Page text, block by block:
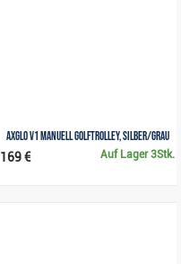
Axglo V1 Manuell Golftrolley, silber/grau
Auf Lager3Stk.
169 €